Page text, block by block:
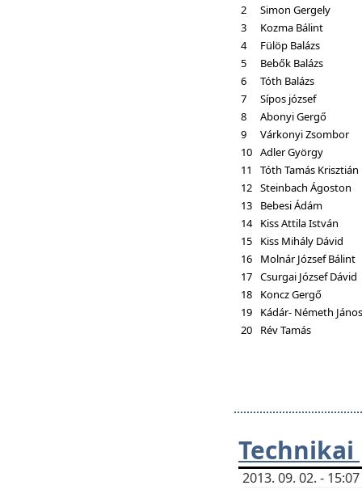
2
Simon Gergely
3
Kozma Bálint
4
Fülöp Balázs
5
Bebők Balázs
6
Tóth Balázs
7
Sípos józsef
8
Abonyi Gergő
9
Várkonyi Zsombor
10 Adler György
11
Tóth Tamás Krisztián
12 Steinbach Ágoston
13
Bebesi Ádám
14 Kiss Attila István
15
Kiss Mihály Dávid
16
Molnár József Bálint
17 Csurgai József Dávid
18
Koncz Gergő
19
Kádár- Németh János
20
Rév Tamás
2013. 09. 02. -